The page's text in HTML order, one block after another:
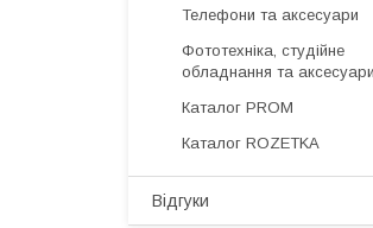
Телефони та аксесуари
Фототехніка, студійне
обладнання та аксесуари
Каталог PROM
Каталог ROZETKA
Відгуки